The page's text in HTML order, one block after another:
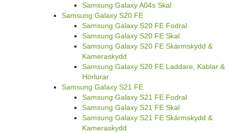
Samsung Galaxy A04s Skal
Samsung Galaxy S20 FE
Samsung Galaxy S20 FE Fodral
Samsung Galaxy S20 FE Skal
Samsung Galaxy S20 FE Skärmskydd &
Kameraskydd
Samsung Galaxy S20 FE Laddare, Kablar &
Hörlurar
Samsung Galaxy S21 FE
Samsung Galaxy S21 FE Fodral
Samsung Galaxy S21 FE Skal
Samsung Galaxy S21 FE Skärmskydd &
Kameraskydd